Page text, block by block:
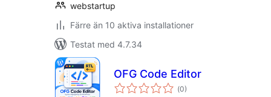
webstartup
Färre än 10 aktiva installationer
Testat med 4.7.34
OFG Code Editor
(Totalt
antal
0)